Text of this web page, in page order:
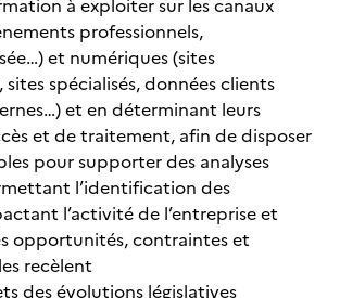
à exploiter sur les canaux
professionnels,
et numériques (sites
spécialisés, données clients
et en déterminant leurs
et de traitement, afin de disposer
pour supporter des analyses
l’identification des
l’activité de l’entreprise et
opportunités, contraintes et
recèlent
des évolutions législatives